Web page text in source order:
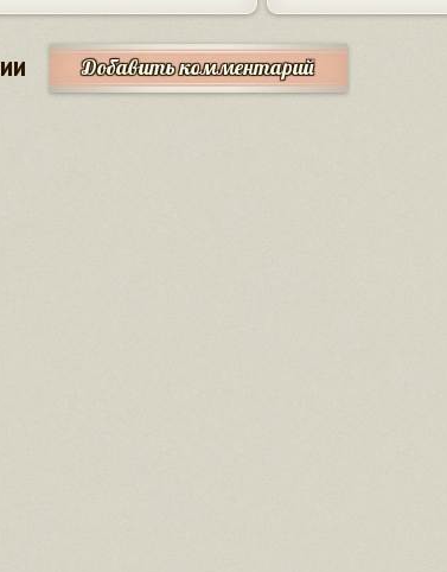
Добавить комментарий